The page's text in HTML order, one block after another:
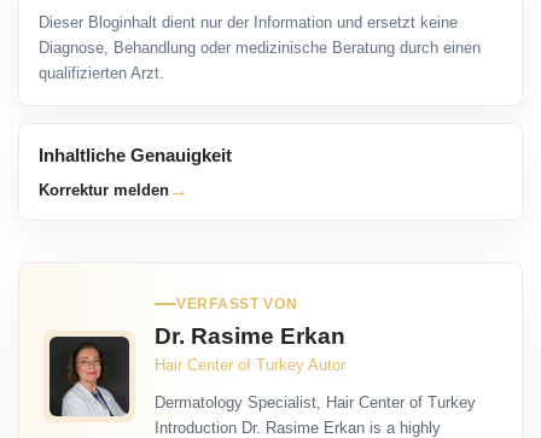
Dieser Bloginhalt dient nur der Information und ersetzt keine
Diagnose, Behandlung oder medizinische Beratung durch einen
qualifizierten Arzt.
Inhaltliche Genauigkeit
Korrektur melden →
VERFASST VON
Dr. Rasime Erkan
Hair Center of Turkey Autor
Dermatology Specialist, Hair Center of Turkey
Introduction Dr. Rasime Erkan is a highly